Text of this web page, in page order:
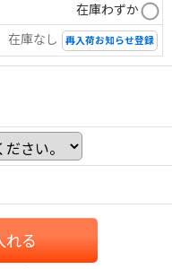
在庫わずか
在庫なし 再入荷お知らせ登録
れる